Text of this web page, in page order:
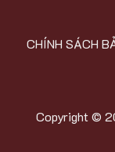
CHÍNH SÁCH
Copyright ©